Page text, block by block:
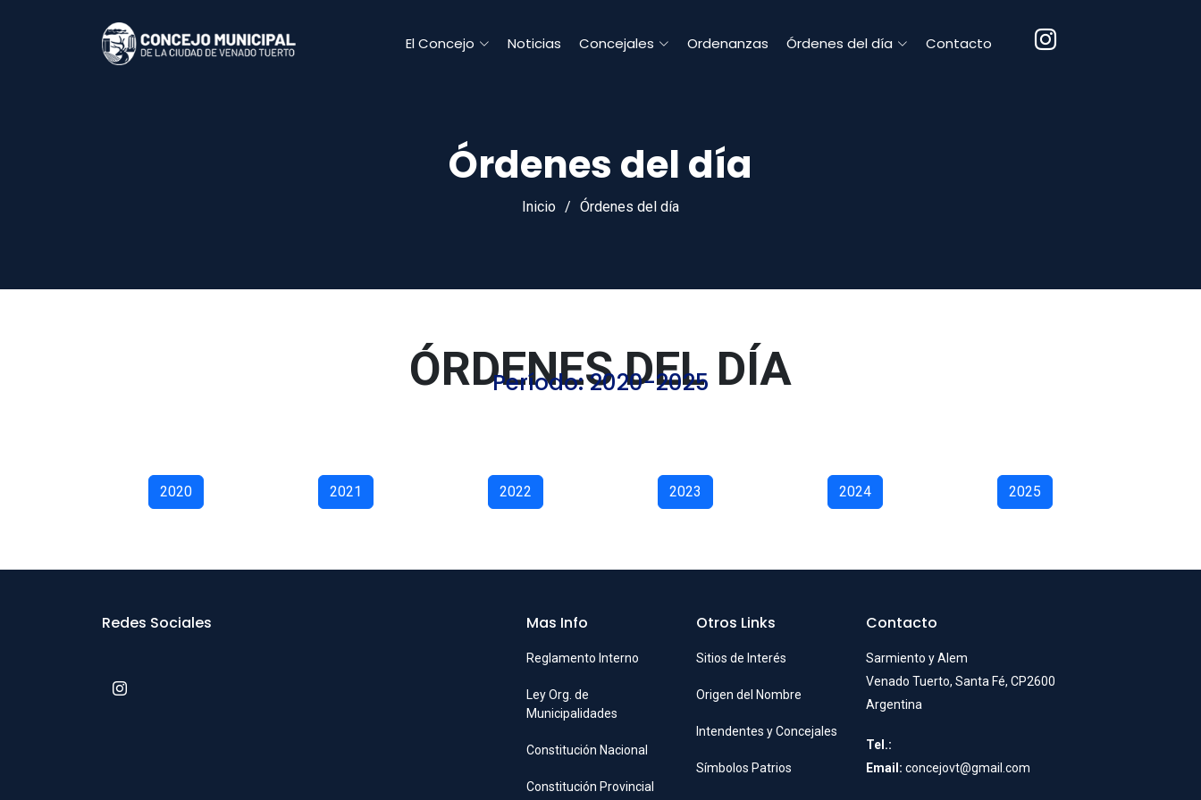
El Concejo Noticias Concejales Ordenanzas Órdenes del día Contacto
Órdenes del día
Inicio Órdenes del día
ÓRDENES DEL DÍA
Período: 2020-2025
2020 2021 2022 2023 2024 2025
Redes Sociales Mas Info
Reglamento Interno
Ley Org. de
Municipalidades
Constitución Nacional
Constitución Provincial
Otros Links
Sitios de Interés
Origen del Nombre
Intendentes y Concejales
Símbolos Patrios
Contacto
Sarmiento y Alem
Venado Tuerto, Santa Fé, CP2600
Argentina
Tel.:
Email: concejovt@gmail.com